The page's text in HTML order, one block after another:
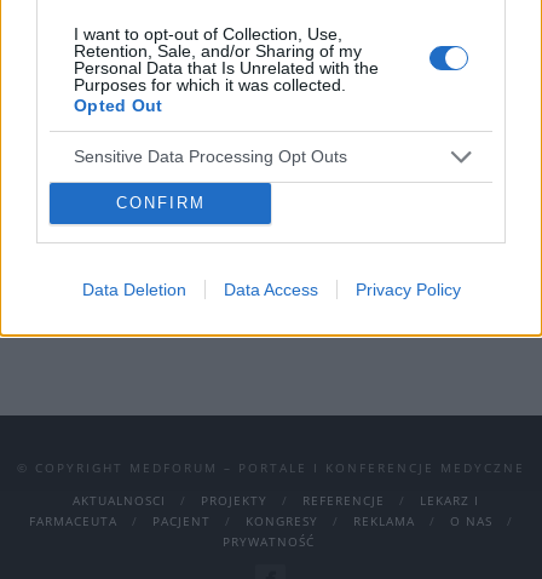
I want to opt-out of Collection, Use,
Retention, Sale, and/or Sharing of my
Personal Data that Is Unrelated with the
Purposes for which it was collected.
Opted Out
Sensitive Data Processing Opt Outs
CONFIRM
Data Deletion Data Access Privacy Policy
optymalizować budżet marketingowy i skupić
się na najefektywniejszych kanałach
komunikacji.
#kampaniapromocyjna #content
#contentmarketing #medforum #wiedza
#edukacja #rx #otc #promocja
#działaniamarketingowe #produkt
© COPYRIGHT MEDFORUM – PORTALE I KONFERENCJE MEDYCZNE
AKTUALNOSCI
PROJEKTY REFERENCJE
LEKARZ I
FARMACEUTA
PACJENT KONGRESY REKLAMA
O NAS
PRYWATNOŚĆ